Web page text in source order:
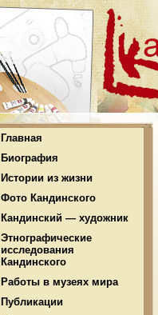
Главная
Биография
Истории из жизни
Фото Кандинского
Кандинский — художник
Этнографические
исследования
Кандинского
Работы в музеях мира
Публикации